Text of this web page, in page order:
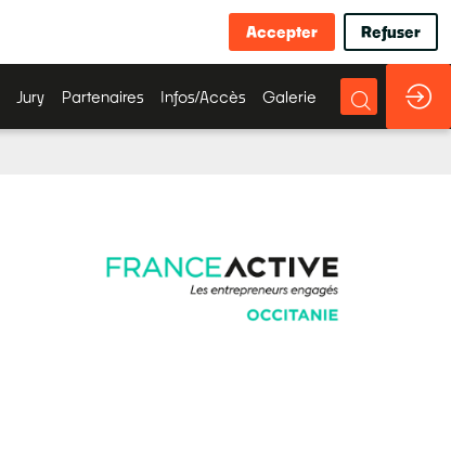
Jury Partenaires Infos/Accès Galerie
Accepter Refuser